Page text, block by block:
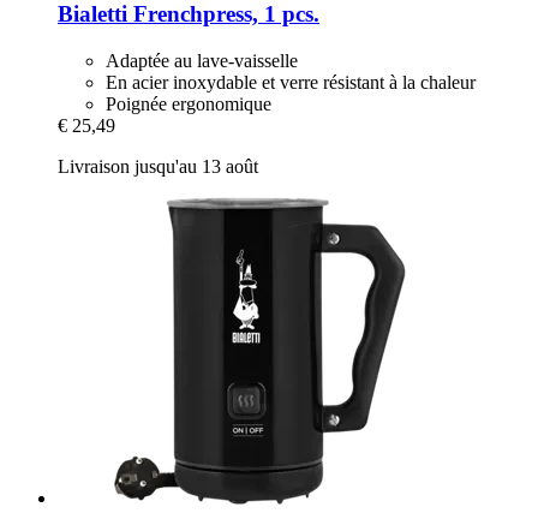
Bialetti Frenchpress, 1 pcs.
Adaptée au lave-vaisselle
En acier inoxydable et verre résistant à la chaleur
Poignée ergonomique
€ 25,49
Livraison jusqu'au 13 août